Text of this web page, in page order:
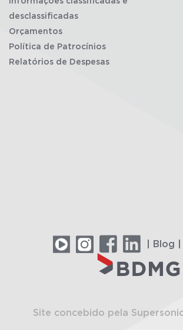
desclassificadas
Orçamentos
Política de Patrocínios
Relatórios de Despesas
| Blog |
Site concebido pela